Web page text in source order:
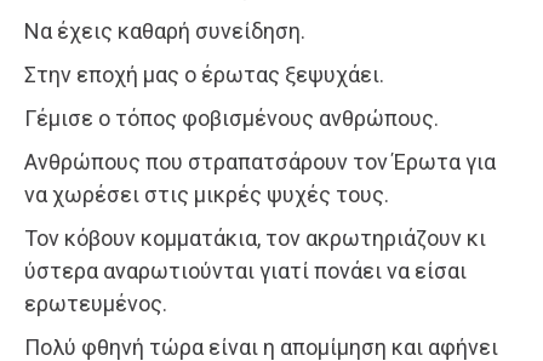
Να έχεις καθαρή συνείδηση.
Στην εποχή μας ο έρωτας ξεψυχάει.
Γέμισε ο τόπος φοβισμένους ανθρώπους.
Ανθρώπους που στραπατσάρουν τον Έρωτα για
να χωρέσει στις μικρές ψυχές τους.
Τον κόβουν κομματάκια, τον ακρωτηριάζουν κι
ύστερα αναρωτιούνται γιατί πονάει να είσαι
ερωτευμένος.
Πολύ φθηνή τώρα είναι η απομίμηση και αφήνει